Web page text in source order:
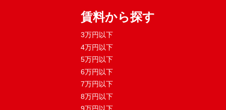
賃料から探す
3万円以下
4万円以下
5万円以下
6万円以下
7万円以下
8万円以下